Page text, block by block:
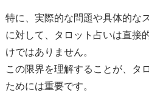
特に、実際的な問題や具体的な
に対して、タロット占いは直接
けではありません。
この限界を理解することが、タ
ためには重要です。